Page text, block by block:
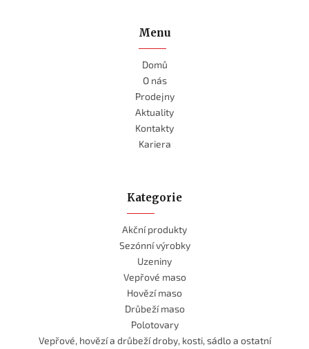
Menu
Domů
O nás
Prodejny
Aktuality
Kontakty
Kariera
Kategorie
Akční produkty
Sezónní výrobky
Uzeniny
Vepřové maso
Hovězí maso
Drůbeží maso
Polotovary
Vepřové, hovězí a drůbeží droby, kosti, sádlo a ostatní